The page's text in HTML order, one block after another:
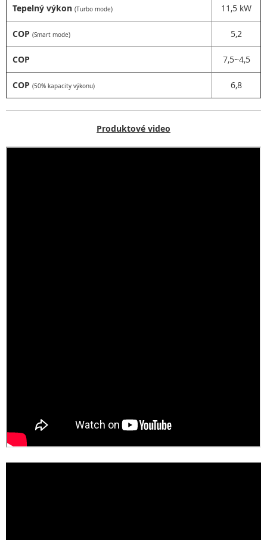
Tepelný výkon (Turbo mode) 11,5 kW
COP (Smart mode) 5,2
COP 7,5~4,5
COP (50% kapacity výkonu) 6,8
Produktové video